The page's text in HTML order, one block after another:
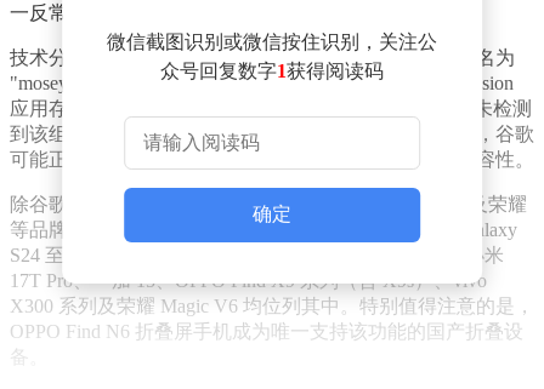
一反常现象引发用户讨论。
技术分析显示，支持隔空投送互通的设备固件中均包含名为
"mosey_server" 的核心文件，该文件与 Quick Share Extension
应用存在强关联性。然而在 Pixel 8 Pro 的系统文件中尚未检测
到该组件，这或为功能延迟上线的主要原因。报道指出，谷歌
可能正在对不同机型进行分阶段测试，以确保跨平台兼容性。
除谷歌自家设备外，三星、小米、一加、OPPO、vivo 及荣耀
等品牌的多款机型也已加入支持行列。三星方面涵盖 Galaxy
S24 至 S26 全系列（含 Ultra、Edge 及折叠屏机型），小米
17T Pro、一加 15、OPPO Find X9 系列（含 X9s）、vivo
X300 系列及荣耀 Magic V6 均位列其中。特别值得注意的是，
OPPO Find N6 折叠屏手机成为唯一支持该功能的国产折叠设
备。
微信截图识别或微信按住识别，关注公
众号回复数字1获得阅读码
确定